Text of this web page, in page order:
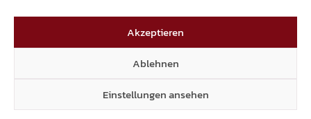
Akzeptieren
Ablehnen
Einstellungen ansehen